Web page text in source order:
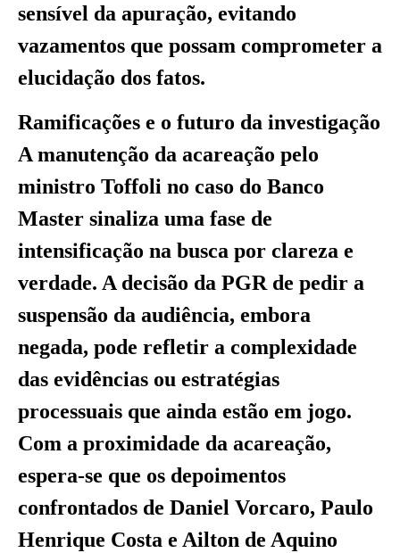
sensível da apuração, evitando
vazamentos que possam comprometer a
elucidação dos fatos.
Ramificações e o futuro da investigação
A manutenção da acareação pelo
ministro Toffoli no caso do Banco
Master sinaliza uma fase de
intensificação na busca por clareza e
verdade. A decisão da PGR de pedir a
suspensão da audiência, embora
negada, pode refletir a complexidade
das evidências ou estratégias
processuais que ainda estão em jogo.
Com a proximidade da acareação,
espera-se que os depoimentos
confrontados de Daniel Vorcaro, Paulo
Henrique Costa e Ailton de Aquino